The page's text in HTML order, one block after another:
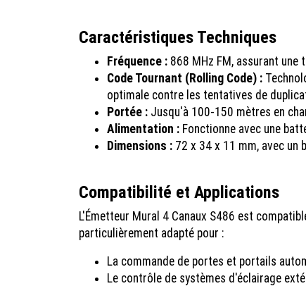
Caractéristiques Techniques
Fréquence : 868 MHz FM, assurant
Code Tournant (Rolling Code) :
optimale contre les tentatives de
Portée : Jusqu'à 100-150 mètres en
Alimentation : Fonctionne avec une
Dimensions : 72 x 34 x 11 mm, avec un
Compatibilité et Applications
L'Émetteur Mural 4 Canaux S486 est
particulièrement adapté pour :
La commande de portes et portails
Le contrôle de systèmes d'éclairage